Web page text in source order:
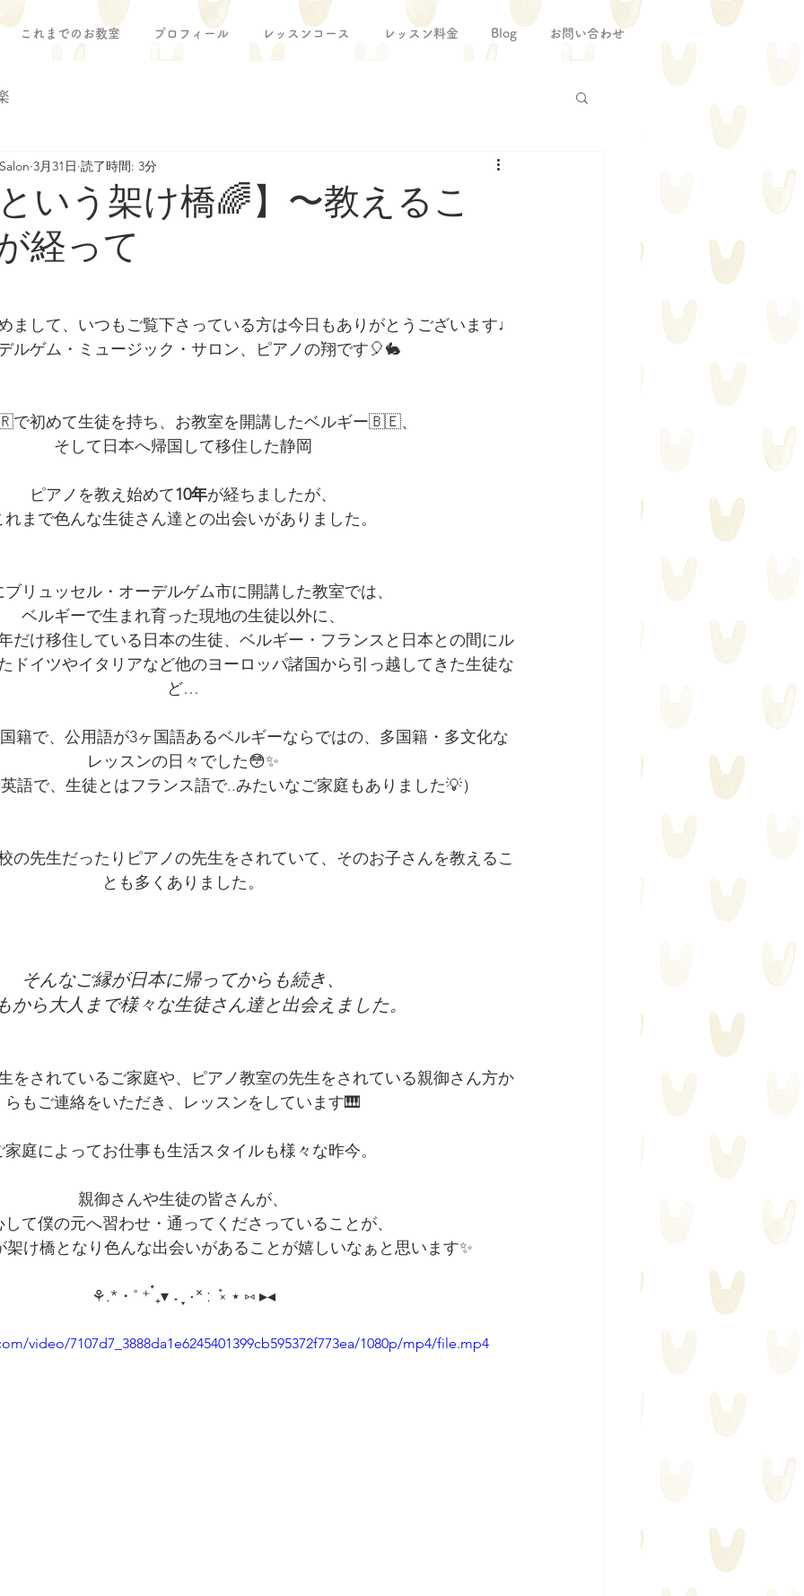
これまでのお教室 プロフィール レッスンコース レッスン料金 Blog お問い合わせ
いう架け橋🌈】〜教えるこ
経って
3月31日 読了時間: 3分
まして、いつもご覧下さっている方は今日もありがとうございます♩
ルゲム・ミュージック・サロン、ピアノの翔です🎈🐇
初めて生徒を持ち、お教室を開講したベルギー🇧🇪、
そして日本へ帰国して移住した静岡
ピアノを教え始めて10年が経ちましたが、
れまで色んな生徒さん達との出会いがありました。
ブリュッセル・オーデルゲム市に開講した教室では、
ベルギーで生まれ育った現地の生徒以外に、
だけ移住している日本の生徒、ベルギー・フランスと日本との間にル
ドイツやイタリアなど他のヨーロッパ諸国から引っ越してきた生徒な
ど…
籍で、公用語が3ヶ国語あるベルギーならではの、多国籍・多文化な
レッスンの日々でした😳✨
語で、生徒とはフランス語で..みたいなご家庭もありました💡）
の先生だったりピアノの先生をされていて、そのお子さんを教えるこ
とも多くありました。
そんなご縁が日本に帰ってからも続き、
から大人まで様々な生徒さん達と出会えました。
をされているご家庭や、ピアノ教室の先生をされている親御さん方か
らもご連絡をいただき、レッスンをしています🎹
家庭によってお仕事も生活スタイルも様々な昨今。
親御さんや生徒の皆さんが、
して僕の元へ習わせ・通ってくださっていることが、
架け橋となり色んな出会いがあることが嬉しいなぁと思います✨
⚘‬.*・˚ ⁺ ๋₊▾ ˖ ִִֶָ ٠˟ ː ݊ ༝ ⋆ ⑅ ▸◂
video/7107d7_3888da1e6245401399cb595372f773ea/1080p/mp4/file.mp4